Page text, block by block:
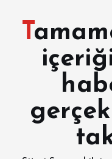
Tamamen güvenilir